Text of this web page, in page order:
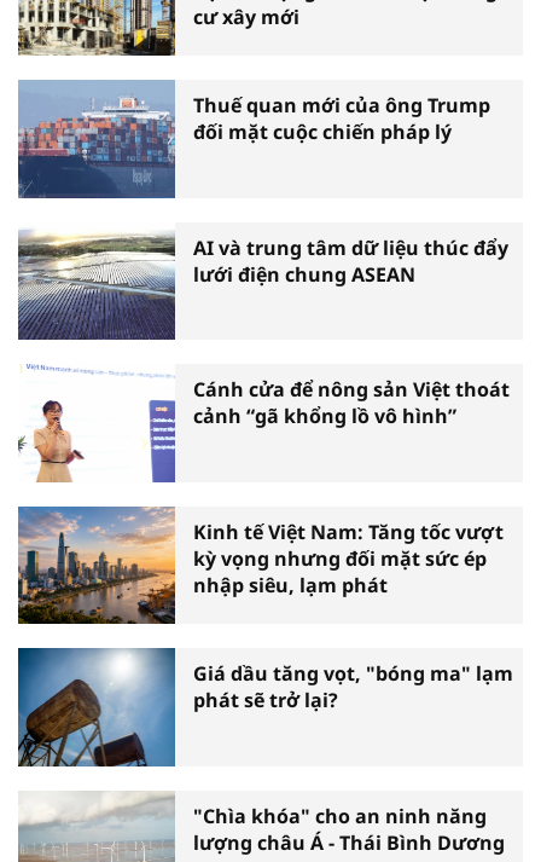
cư xây mới
Thuế quan mới của ông Trump
đối mặt cuộc chiến pháp lý
AI và trung tâm dữ liệu thúc đẩy
lưới điện chung ASEAN
Cánh cửa để nông sản Việt thoát
cảnh “gã khổng lồ vô hình”
Kinh tế Việt Nam: Tăng tốc vượt
kỳ vọng nhưng đối mặt sức ép
nhập siêu, lạm phát
Giá dầu tăng vọt, "bóng ma" lạm
phát sẽ trở lại?
"Chìa khóa" cho an ninh năng
lượng châu Á - Thái Bình Dương